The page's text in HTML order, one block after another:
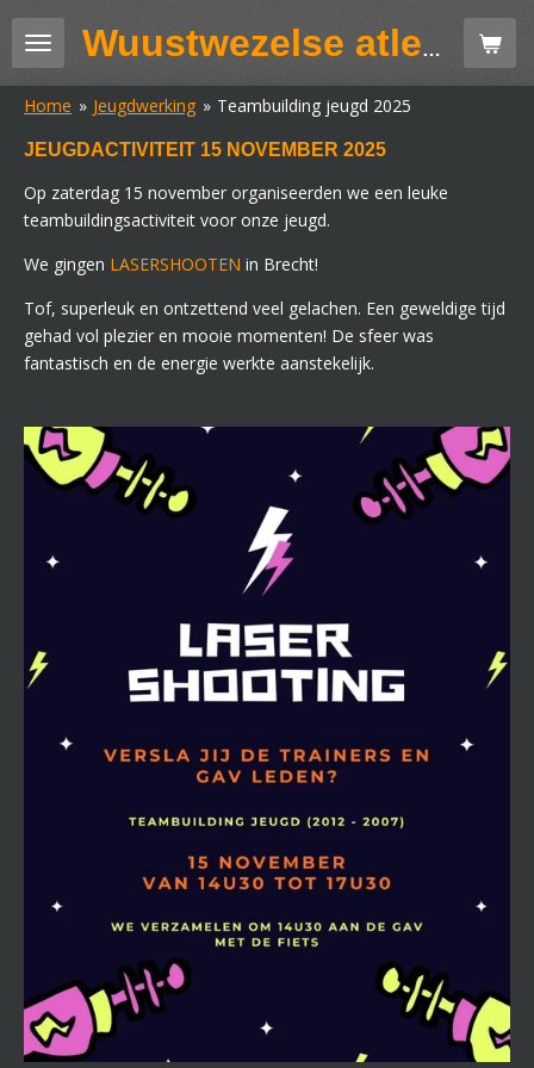
Ga
direct
de
Wuustwezelse atletiekclub GAV
Home » Jeugdwerking » Teambuilding jeugd 2025
JEUGDACTIVITEIT 15 NOVEMBER 2025
Op zaterdag 15 november organiseerden we een leuke
teambuildingsactiviteit voor onze jeugd.
We gingen LASERSHOOTEN in Brecht!
Tof, superleuk en ontzettend veel gelachen. Een geweldige tijd
gehad vol plezier en mooie momenten! De sfeer was
fantastisch en de energie werkte aanstekelijk.